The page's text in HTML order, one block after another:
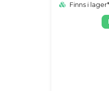
Finns i lager*